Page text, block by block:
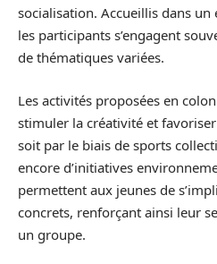
socialisation. Accueillis dans
les participants s’engagent
de thématiques variées.
Les activités proposées en
stimuler la créativité et favoriser
soit par le biais de sports
encore d’initiatives
permettent aux jeunes de
concrets, renforçant ainsi leur
un groupe.